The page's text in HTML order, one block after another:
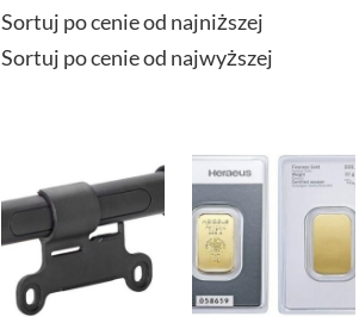
Sortuj po cenie od najniższej
Sortuj po cenie od najwyższej